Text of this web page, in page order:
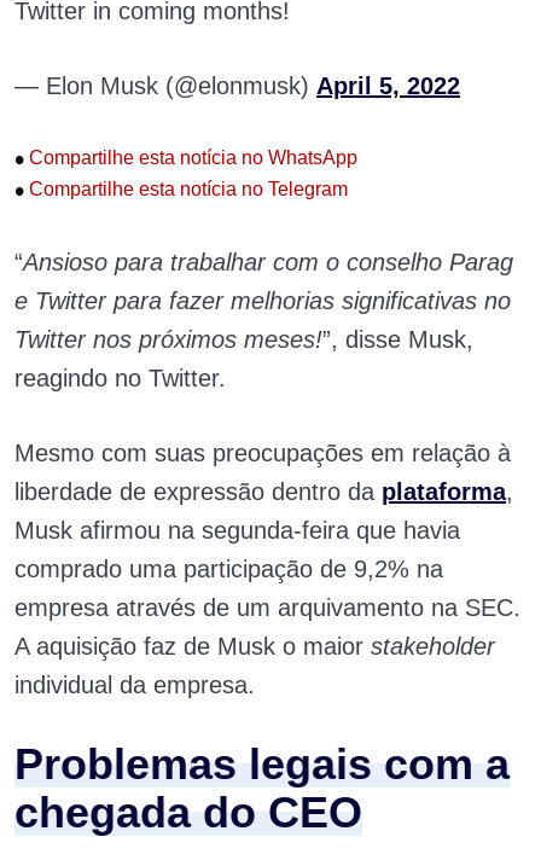
Twitter in coming months!
— Elon Musk (@elonmusk) April 5, 2022
• Compartilhe esta notícia no WhatsApp
• Compartilhe esta notícia no Telegram
“Ansioso para trabalhar com o conselho Parag
e Twitter para fazer melhorias significativas no
Twitter nos próximos meses!”, disse Musk,
reagindo no Twitter.
Mesmo com suas preocupações em relação à
liberdade de expressão dentro da plataforma,
Musk afirmou na segunda-feira que havia
comprado uma participação de 9,2% na
empresa através de um arquivamento na SEC.
A aquisição faz de Musk o maior stakeholder
individual da empresa.
Problemas legais com a
chegada do CEO